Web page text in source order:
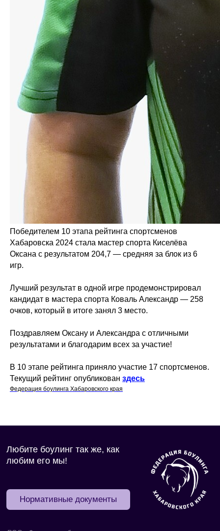
Победителем 10 этапа рейтинга спортсменов
Хабаровска 2024 стала мастер спорта Киселёва
Оксана с результатом 204,7 — средняя за блок из 6
игр.
Лучший результат в одной игре продемонстрировал
кандидат в мастера спорта Коваль Александр — 258
очков, который в итоге занял 3 место.
Поздравляем Оксану и Александра с отличными
результатами и благодарим всех за участие!
В 10 этапе рейтинга приняло участие 17 спортсменов.
Текущий рейтинг опубликован здесь
Федерация боулинга Хабаровского края
РОО «Федерация боулинга
Разработка сайта
Нормативные документы
Любите боулинг так же, как
любим его мы!